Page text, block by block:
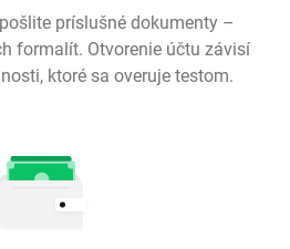
príslušné dokumenty –
formalít. Otvorenie účtu závisí
ktoré sa overuje testom.